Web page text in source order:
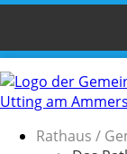
Rathaus /